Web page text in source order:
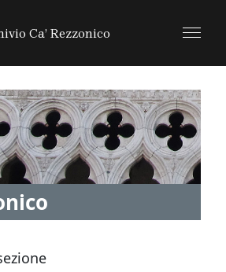
PRINCIPALE
Ca’ Rezzonico